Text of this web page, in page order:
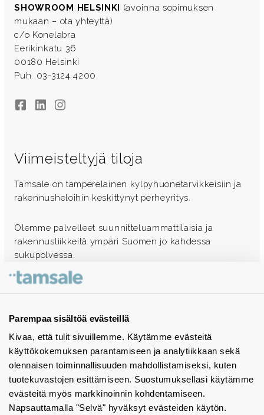
Parempaa sisältöä evästeillä
Kivaa, että tulit sivuillemme. Käytämme evästeitä
käyttökokemuksen parantamiseen ja analytiikkaan sekä
olennaisen toiminnallisuuden mahdollistamiseksi, kuten
tuotekuvastojen esittämiseen. Suostumuksellasi käytämme
evästeitä myös markkinoinnin kohdentamiseen.
Napsauttamalla "Selvä" hyväksyt evästeiden käytön.
SHOWROOM HELSINKI (avoinna sopimuksen
mukaan – ota yhteyttä)
c/o Konelabra
Eerikinkatu 36
00180 Helsinki
Puh. 03-3124 4200
FacebookLinkedInInstagram
Viimeisteltyjä tiloja
Tamsale on tamperelainen kylpyhuonetarvikkeisiin ja
rakennusheloihin keskittynyt perheyritys.
Olemme palvelleet suunnitteluammattilaisia ja
rakennusliikkeitä ympäri Suomen jo kahdessa
sukupolvessa.
Ota yhteyttä - autamme mielellämme
Tuotekuvastot
Instagram
BIM-objektit
Yhteystiedot
Tiedotteet